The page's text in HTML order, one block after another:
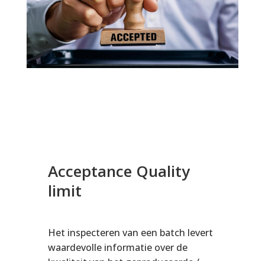
Acceptance Quality
limit
Het inspecteren van een batch levert
waardevolle informatie over de